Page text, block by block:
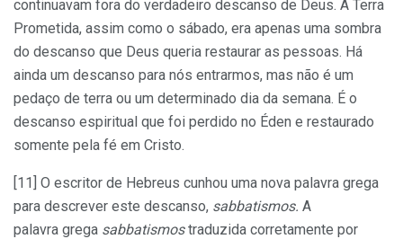
continuavam fora do verdadeiro descanso de Deus. A Terra
Prometida, assim como o sábado, era apenas uma sombra
do descanso que Deus queria restaurar as pessoas. Há
ainda um descanso para nós entrarmos, mas não é um
pedaço de terra ou um determinado dia da semana. É o
descanso espiritual que foi perdido no Éden e restaurado
somente pela fé em Cristo.
[11] O escritor de Hebreus cunhou uma nova palavra grega
para descrever este descanso, sabbatismos. A
palavra grega sabbatismostraduzida corretamente por